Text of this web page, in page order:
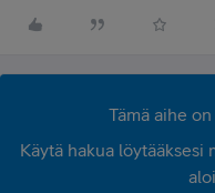
Tämä aihe
Käytä hakua löytääksesi